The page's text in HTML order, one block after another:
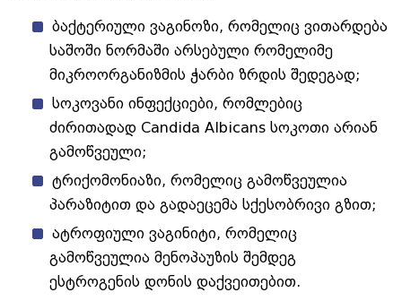
ბაქტერიული ვაგინოზი, რომელიც ვითარდება
საშოში ნორმაში არსებული რომელიმე
მიკროორგანიზმის ჭარბი ზრდის შედეგად;
სოკოვანი ინფექციები, რომლებიც
ძირითადად Candida Albicans სოკოთი არიან
გამოწვეული;
ტრიქომონიაზი, რომელიც გამოწვეულია
პარაზიტით და გადაეცემა სქესობრივი გზით;
ატროფიული ვაგინიტი, რომელიც
გამოწვეულია მენოპაუზის შემდეგ
ესტროგენის დონის დაქვეითებით.